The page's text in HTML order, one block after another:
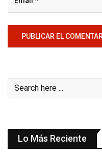
Lo Más Reciente